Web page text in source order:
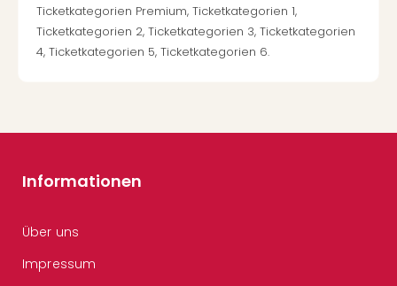
Ticketkategorien Premium, Ticketkategorien 1,
Ticketkategorien 2, Ticketkategorien 3, Ticketkategorien
4, Ticketkategorien 5, Ticketkategorien 6.
Informationen
Über uns
Impressum